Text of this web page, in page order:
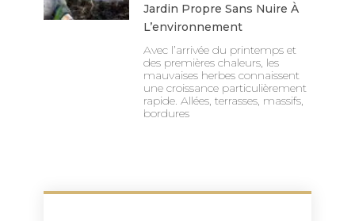
Jardin Propre Sans Nuire À
L’environnement
Avec l’arrivée du printemps et
des premières chaleurs, les
mauvaises herbes connaissent
une croissance particulièrement
rapide. Allées, terrasses, massifs,
bordures